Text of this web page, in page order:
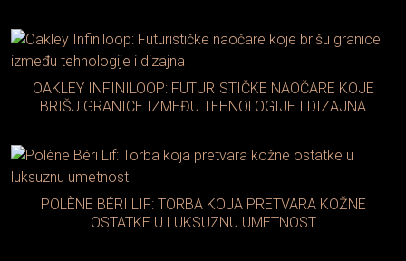
OAKLEY INFINILOOP: FUTURISTIČKE NAOČARE KOJE
BRIŠU GRANICE IZMEĐU TEHNOLOGIJE I DIZAJNA
POLÈNE BÉRI LIF: TORBA KOJA PRETVARA KOŽNE
OSTATKE U LUKSUZNU UMETNOST